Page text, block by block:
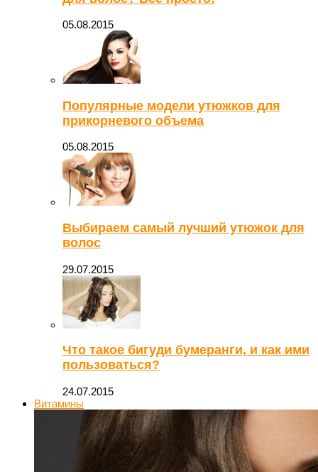
05.08.2015
Популярные модели утюжков для
прикорневого объема
05.08.2015
Выбираем самый лучший утюжок для
волос
29.07.2015
Что такое бигуди бумеранги, и как ими
пользоваться?
24.07.2015
Витамины